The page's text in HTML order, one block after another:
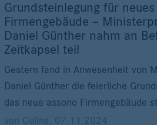
Grundsteinlegung für neues
Firmengebäude –
Daniel Günther nahm an
Zeitkapsel teil
Gestern fand in Anwesenheit von
Daniel Günther die feierliche
das neue assono Firmengebäude
von Celina , 07.11.2024